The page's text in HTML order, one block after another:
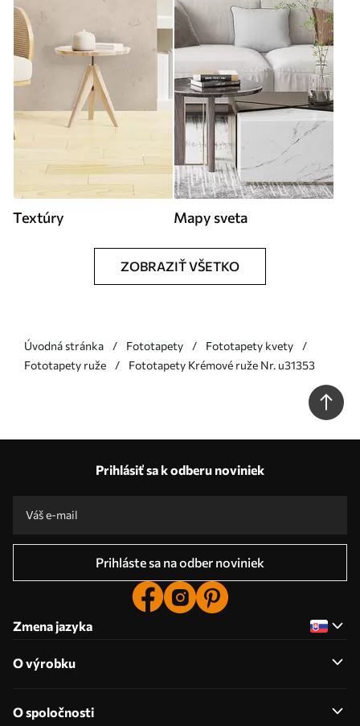
Textúry Mapy sveta
ZOBRAZIŤ VŠETKO
Úvodná stránka Fototapety
Fototapety kvety
Fototapety ruže
Fototapety Krémové ruže Nr. u31353
Prihlásiť sa k odberu noviniek
Prihláste sa na odber noviniek
Zmena jazyka
O výrobku
O spoločnosti